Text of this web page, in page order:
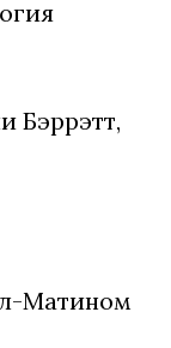
Бэррэтт,
Матином